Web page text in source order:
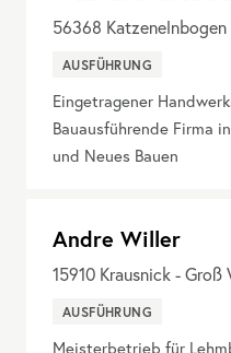
56368 Katzenelnbogen
AUSFÜHRUNG
Eingetragener
Bauausführende Firma
und Neues Bauen
Andre Willer
15910 Krausnick - Groß
AUSFÜHRUNG
Meisterbetrieb für